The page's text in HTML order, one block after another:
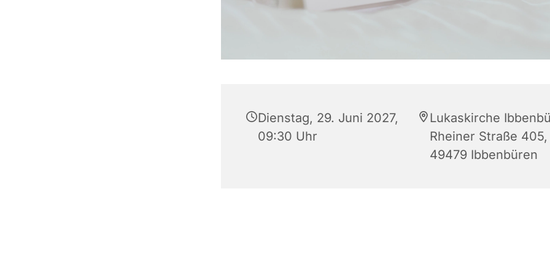
Dienstag, 29. Juni 2027,
09:30 Uhr
Lukaskirche
Rheiner Straße 405,
49479 Ibbenbüren